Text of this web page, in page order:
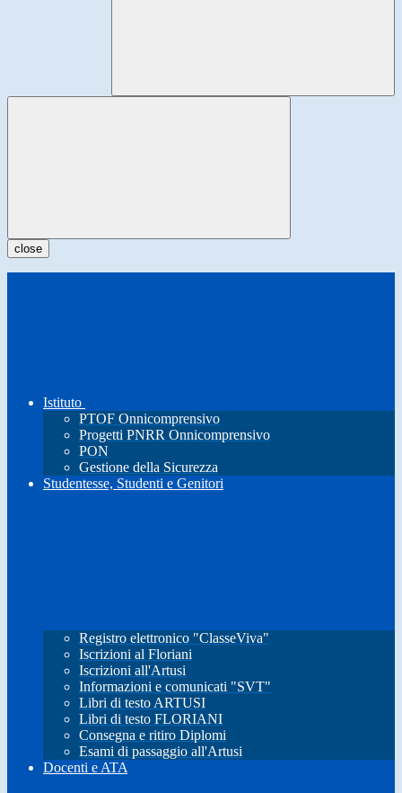
close
Istituto
PTOF Onnicomprensivo
Progetti PNRR Onnicomprensivo
PON
Gestione della Sicurezza
Studentesse, Studenti e Genitori
Registro elettronico "ClasseViva"
Iscrizioni al Floriani
Iscrizioni all'Artusi
Informazioni e comunicati "SVT"
Libri di testo ARTUSI
Libri di testo FLORIANI
Consegna e ritiro Diplomi
Esami di passaggio all'Artusi
Docenti e ATA